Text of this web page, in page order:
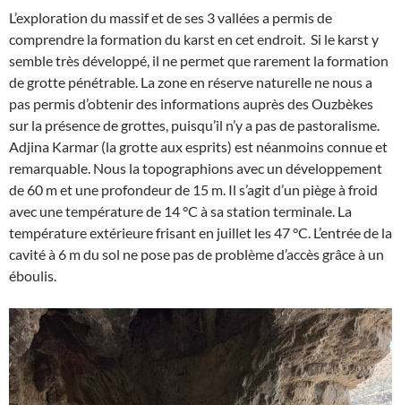
L’exploration du massif et de ses 3 vallées a permis de
comprendre la formation du karst en cet endroit. Si le karst y
semble très développé, il ne permet que rarement la formation
de grotte pénétrable. La zone en réserve naturelle ne nous a
pas permis d’obtenir des informations auprès des Ouzbèkes
sur la présence de grottes, puisqu’il n’y a pas de pastoralisme.
Adjina Karmar (la grotte aux esprits) est néanmoins connue et
remarquable. Nous la topographions avec un développement
de 60 m et une profondeur de 15 m. Il s’agit d’un piège à froid
avec une température de 14 °C à sa station terminale. La
température extérieure frisant en juillet les 47 °C. L’entrée de la
cavité à 6 m du sol ne pose pas de problème d’accès grâce à un
éboulis.